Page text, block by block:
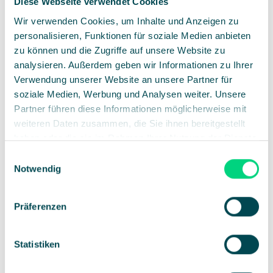
Wir verwenden Cookies, um Inhalte und Anzeigen zu
personalisieren, Funktionen für soziale Medien anbieten
zu können und die Zugriffe auf unsere Website zu
analysieren. Außerdem geben wir Informationen zu Ihrer
Verwendung unserer Website an unsere Partner für
soziale Medien, Werbung und Analysen weiter. Unsere
Partner führen diese Informationen möglicherweise mit
weiteren Daten zusammen, die Sie ihnen bereitgestellt
haben oder die sie im Rahmen Ihrer Nutzung der Dienste
Notwendig
Präferenzen
Statistiken
Reduce CO2 emissions and waste 👉
To the
blog post 5/7
Less travel, room and marketing costs👉
the blog post 6/7
New technological possibilities👉To the blog
post 7/7
Tobias Giger